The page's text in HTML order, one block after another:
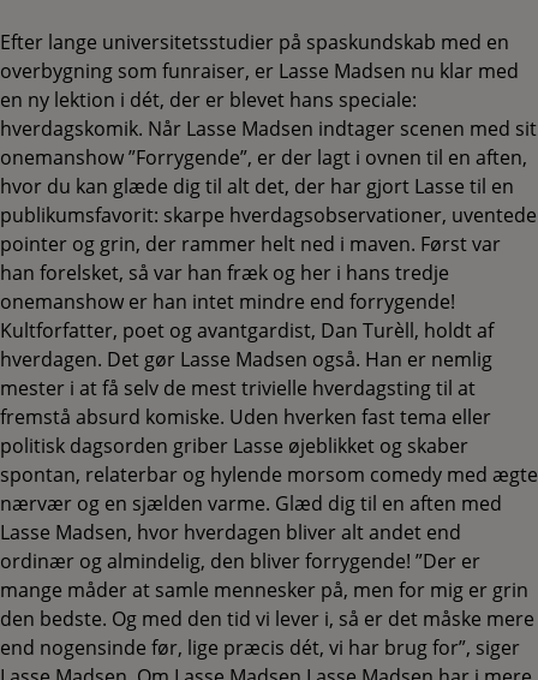
Efter lange universitetsstudier på spaskundskab med en
overbygning som funraiser, er Lasse Madsen nu klar med
en ny lektion i dét, der er blevet hans speciale:
hverdagskomik. Når Lasse Madsen indtager scenen med sit
onemanshow ”Forrygende”, er der lagt i ovnen til en aften,
hvor du kan glæde dig til alt det, der har gjort Lasse til en
publikumsfavorit: skarpe hverdagsobservationer, uventede
pointer og grin, der rammer helt ned i maven. Først var
han forelsket, så var han fræk og her i hans tredje
onemanshow er han intet mindre end forrygende!
Kultforfatter, poet og avantgardist, Dan Turèll, holdt af
hverdagen. Det gør Lasse Madsen også. Han er nemlig
mester i at få selv de mest trivielle hverdagsting til at
fremstå absurd komiske. Uden hverken fast tema eller
politisk dagsorden griber Lasse øjeblikket og skaber
spontan, relaterbar og hylende morsom comedy med ægte
nærvær og en sjælden varme. Glæd dig til en aften med
Lasse Madsen, hvor hverdagen bliver alt andet end
ordinær og almindelig, den bliver forrygende! ”Der er
mange måder at samle mennesker på, men for mig er grin
den bedste. Og med den tid vi lever i, så er det måske mere
end nogensinde før, lige præcis dét, vi har brug for”, siger